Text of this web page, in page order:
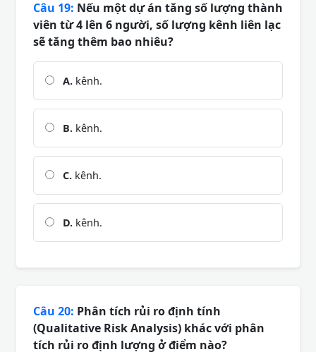
Câu 19: Nếu một dự án tăng số lượng thành
viên từ 4 lên 6 người, số lượng kênh liên lạc
sẽ tăng thêm bao nhiêu?
A. kênh.
B. kênh.
C. kênh.
D. kênh.
Câu 20: Phân tích rủi ro định tính
(Qualitative Risk Analysis) khác với phân
tích rủi ro định lượng ở điểm nào?